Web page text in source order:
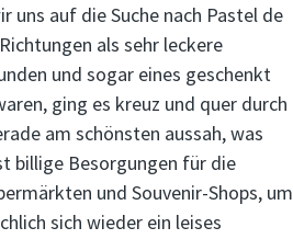
auf die Suche nach Pastel de
als sehr leckere
und sogar eines geschenkt
ging es kreuz und quer durch
am schönsten aussah, was
billige Besorgungen für die
und Souvenir-Shops, um
sich wieder ein leises